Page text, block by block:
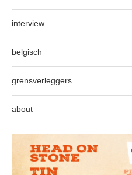
interview
belgisch
grensverleggers
about